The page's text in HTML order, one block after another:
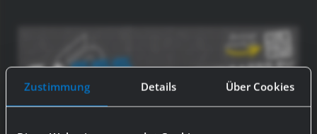
Zustimmung Details Über Cookies